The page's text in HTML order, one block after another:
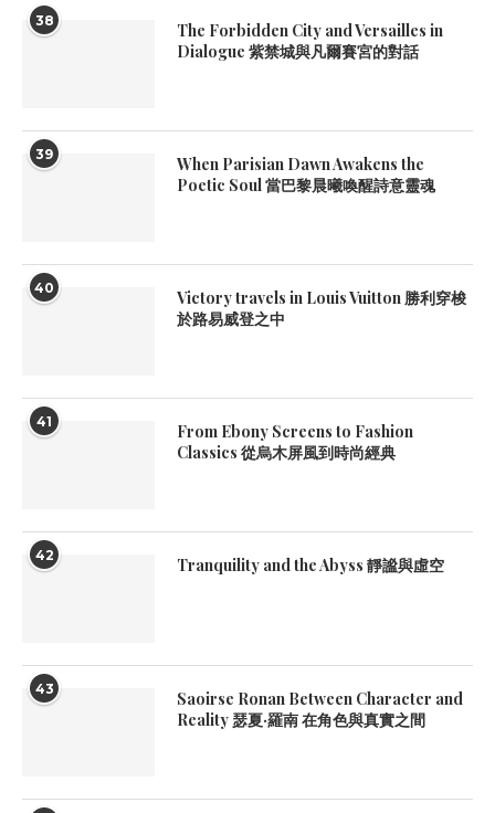
38
The Forbidden City and Versailles in
Dialogue 紫禁城與凡爾賽宮的對話
39
When Parisian Dawn Awakens the
Poetic Soul 當巴黎晨曦喚醒詩意靈魂
40
Victory travels in Louis Vuitton 勝利穿梭
於路易威登之中
41
From Ebony Screens to Fashion
Classics 從烏木屏風到時尚經典
42 Tranquility and the Abyss 靜謐與虛空
43
Saoirse Ronan Between Character and
Reality 瑟夏·羅南 在角色與真實之間